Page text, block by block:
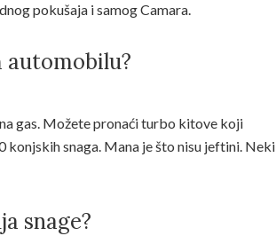
pokušaja i samog Camara.
automobilu?
gas. Možete pronaći turbo kitove koji
konjskih snaga. Mana je što nisu jeftini. Neki
snage?